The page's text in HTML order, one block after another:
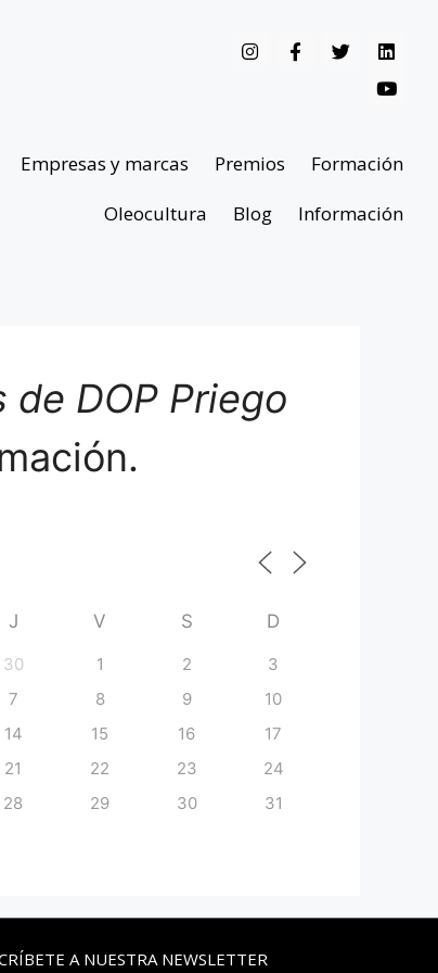
Empresas y marcas Premios
Formación
Oleocultura
Blog Información
DOP Priego
J V S D
30 1 2
3
7 8 9
10
14 15 16
17
21 22 23
24
28 29 30 31
A NUESTRA NEWSLETTER